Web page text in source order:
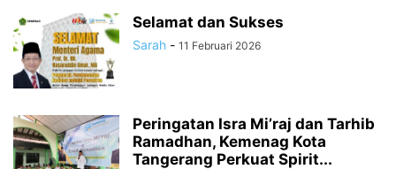
Selamat dan Sukses
Sarah - 11 Februari 2026
Peringatan Isra Mi’raj dan Tarhib
Ramadhan, Kemenag Kota
Tangerang Perkuat Spirit...